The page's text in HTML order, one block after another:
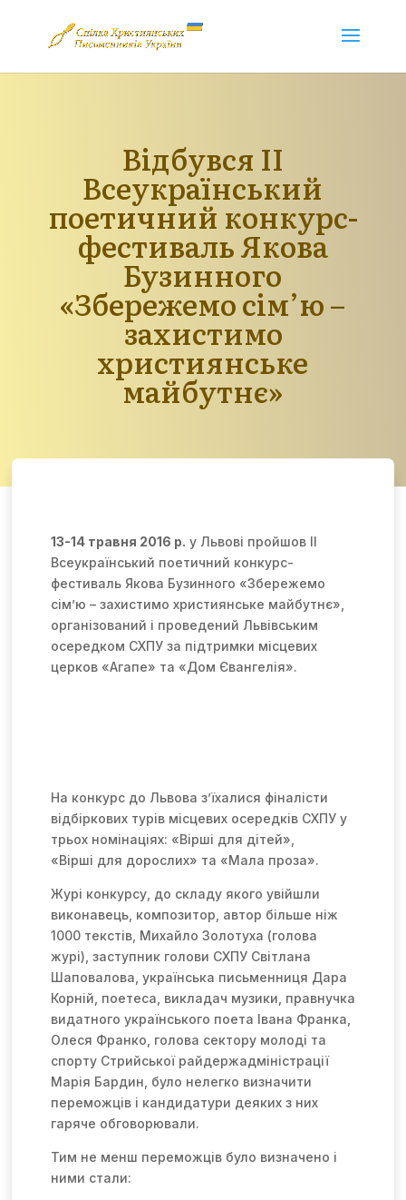
Відбувся II
Всеукраїнський
поетичний конкурс-
фестиваль Якова
Бузинного
«Збережемо сім’ю –
захистимо
християнське
майбутнє»
13-14 травня 2016 р. у Львові пройшов II
Всеукраїнський поетичний конкурс-
фестиваль Якова Бузинного «Збережемо
сім’ю – захистимо християнське майбутнє»,
організований і проведений Львівським
осередком СХПУ за підтримки місцевих
церков «Агапе» та «Дом Євангелія».
На конкурс до Львова з’їхалися фіналісти
відбіркових турів місцевих осередків СХПУ у
трьох номінаціях: «Вірші для дітей»,
«Вірші для дорослих» та «Мала проза».
Журі конкурсу, до складу якого увійшли
виконавець, композитор, автор більше ніж
1000 текстів, Михайло Золотуха (голова
журі), заступник голови СХПУ Світлана
Шаповалова, українська письменниця Дара
Корній, поетеса, викладач музики, правнучка
видатного українського поета Івана Франка,
Олеся Франко, голова сектору молоді та
спорту Стрийської райдержадміністрації
Марія Бардин, було нелегко визначити
переможців і кандидатури деяких з них
гаряче обговорювали.
Тим не менш переможців було визначено і
ними стали: